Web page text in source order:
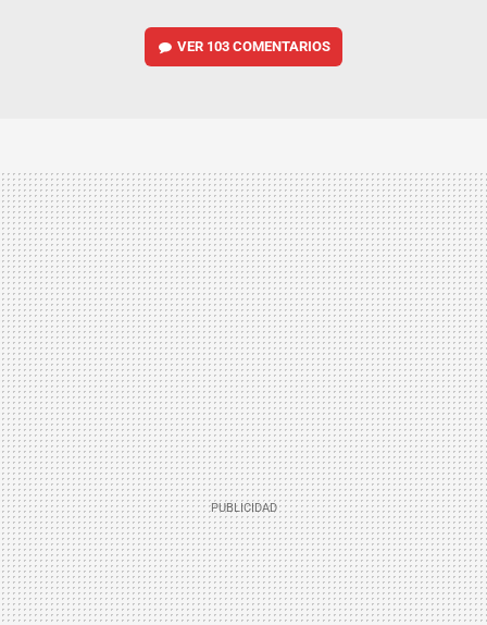
VER 103 COMENTARIOS